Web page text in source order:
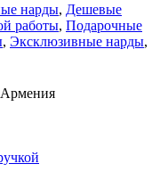
нарды, Дешевые
работы, Подарочные
, Эксклюзивные нарды,